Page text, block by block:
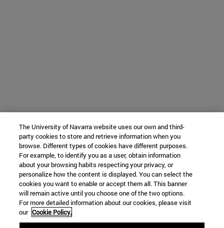
The University of Navarra website uses our own and third-
party cookies to store and retrieve information when you
browse. Different types of cookies have different purposes.
For example, to identify you as a user, obtain information
about your browsing habits respecting your privacy, or
personalize how the content is displayed. You can select the
cookies you want to enable or accept them all. This banner
will remain active until you choose one of the two options.
For more detailed information about our cookies, please visit
our Cookie Policy.